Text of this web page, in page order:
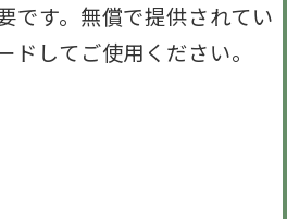
です。無償で提供されてい
ドしてご使用ください。